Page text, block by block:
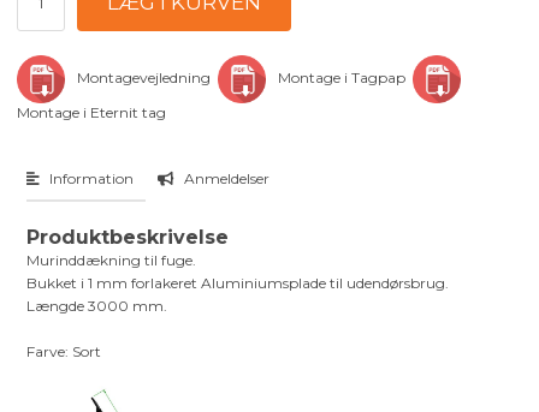
Montagevejledning
Montage i Tagpap
Montage i Eternit tag
Information Anmeldelser
Produktbeskrivelse
Murinddækning til fuge.
Bukket i 1 mm forlakeret Aluminiumsplade til udendørsbrug.
Længde 3000 mm.
Farve: Sort